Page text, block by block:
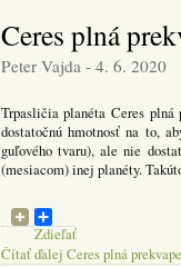
Ceres plná
Peter Vajda - 4. 6. 2020
Trpasličia planéta Ceres
dostatočnú hmotnosť na to,
guľového tvaru), ale nie
(mesiacom) inej planéty.
Zdieľať
Čítať ďalej Ceres plná